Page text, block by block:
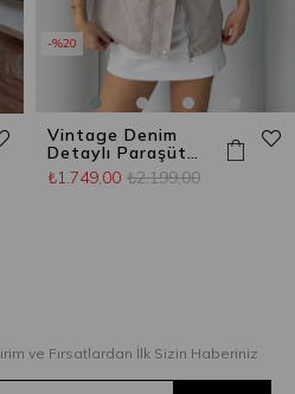
Vintage Denim
Detaylı Paraşüt
Ceket Bej
₺1.749,00 ₺2.199,00
%20
ve Fırsatlardan İlk Sizin Haberiniz